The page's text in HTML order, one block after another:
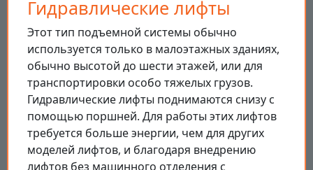
Гидравлические лифты
Этот тип подъемной системы обычно
используется только в малоэтажных зданиях,
обычно высотой до шести этажей, или для
транспортировки особо тяжелых грузов.
Гидравлические лифты поднимаются снизу с
помощью поршней. Для работы этих лифтов
требуется больше энергии, чем для других
моделей лифтов, и благодаря внедрению
лифтов без машинного отделения с